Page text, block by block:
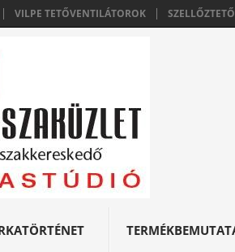
VILPE TETŐVENTILÁTOROK